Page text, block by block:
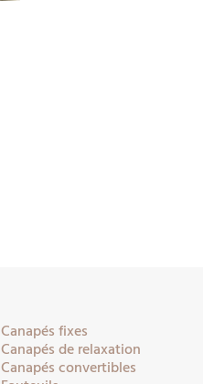
Canapés fixes
Canapés de relaxation
Canapés convertibles